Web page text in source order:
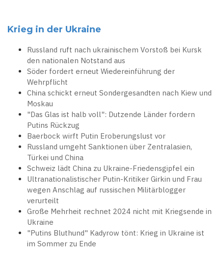
Krieg in der Ukraine
Russland ruft nach ukrainischem Vorstoß bei Kursk
den nationalen Notstand aus
Söder fordert erneut Wiedereinführung der
Wehrpflicht
China schickt erneut Sondergesandten nach Kiew und
Moskau
"Das Glas ist halb voll": Dutzende Länder fordern
Putins Rückzug
Baerbock wirft Putin Eroberungslust vor
Russland umgeht Sanktionen über Zentralasien,
Türkei und China
Schweiz lädt China zu Ukraine-Friedensgipfel ein
Ultranationalistischer Putin-Kritiker Girkin und Frau
wegen Anschlag auf russischen Militärblogger
verurteilt
Große Mehrheit rechnet 2024 nicht mit Kriegsende in
Ukraine
"Putins Bluthund" Kadyrow tönt: Krieg in Ukraine ist
im Sommer zu Ende